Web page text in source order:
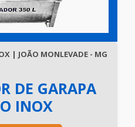
| JOÃO MONLEVADE - MG
DE GARAPA
INOX